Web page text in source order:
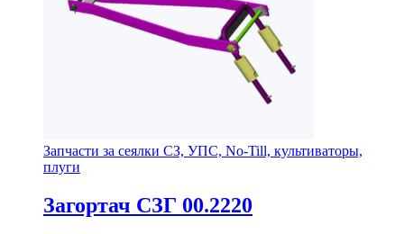
Запчасти за сеялки СЗ, УПС, No-Till, культиваторы,
плуги
Загортач СЗГ 00.2220